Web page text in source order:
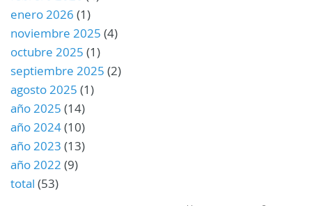
enero 2026 (1)
noviembre 2025 (4)
octubre 2025 (1)
septiembre 2025 (2)
agosto 2025 (1)
año 2025 (14)
año 2024(10)
año 2023 (13)
año 2022 (9)
total (53)